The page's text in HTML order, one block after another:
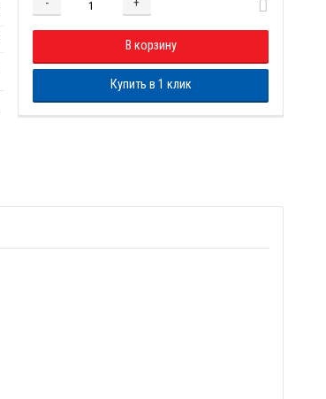
Добавляется...
В корзину
Добавлен
Купить в 1 клик